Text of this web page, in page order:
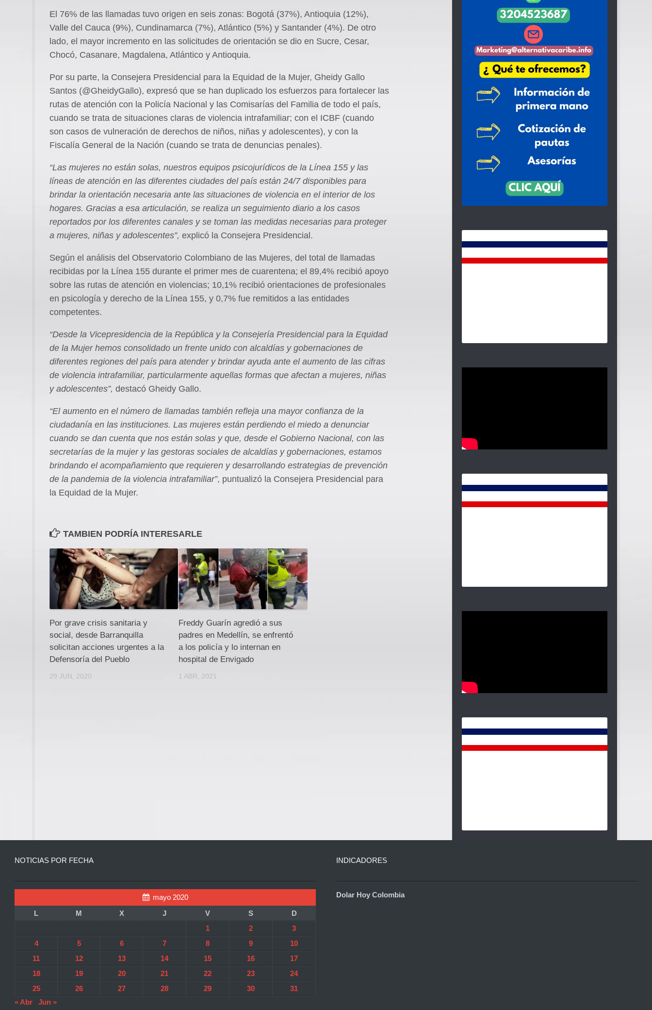
El 76% de las llamadas tuvo origen en seis zonas: Bogotá (37%), Antioquia (12%),
Valle del Cauca (9%), Cundinamarca (7%), Atlántico (5%) y Santander (4%). De otro
lado, el mayor incremento en las solicitudes de orientación se dio en Sucre, Cesar,
Chocó, Casanare, Magdalena, Atlántico y Antioquia.
Por su parte, la Consejera Presidencial para la Equidad de la Mujer, Gheidy Gallo
Santos (@GheidyGallo), expresó que se han duplicado los esfuerzos para fortalecer las
rutas de atención con la Policía Nacional y las Comisarías del Familia de todo el país,
cuando se trata de situaciones claras de violencia intrafamiliar; con el ICBF (cuando
son casos de vulneración de derechos de niños, niñas y adolescentes), y con la
Fiscalía General de la Nación (cuando se trata de denuncias penales).
“Las mujeres no están solas, nuestros equipos psicojurídicos de la Línea 155 y las
líneas de atención en las diferentes ciudades del país están 24/7 disponibles para
brindar la orientación necesaria ante las situaciones de violencia en el interior de los
hogares. Gracias a esa articulación, se realiza un seguimiento diario a los casos
reportados por los diferentes canales y se toman las medidas necesarias para proteger
a mujeres, niñas y adolescentes”, explicó la Consejera Presidencial.
Según el análisis del Observatorio Colombiano de las Mujeres, del total de llamadas
recibidas por la Línea 155 durante el primer mes de cuarentena; el 89,4% recibió apoyo
sobre las rutas de atención en violencias; 10,1% recibió orientaciones de profesionales
en psicología y derecho de la Línea 155, y 0,7% fue remitidos a las entidades
competentes.
“Desde la Vicepresidencia de la República y la Consejería Presidencial para la Equidad
de la Mujer hemos consolidado un frente unido con alcaldías y gobernaciones de
diferentes regiones del país para atender y brindar ayuda ante el aumento de las cifras
de violencia intrafamiliar, particularmente aquellas formas que afectan a mujeres, niñas
y adolescentes”, destacó Gheidy Gallo.
“El aumento en el número de llamadas también refleja una mayor confianza de la
ciudadanía en las instituciones. Las mujeres están perdiendo el miedo a denunciar
cuando se dan cuenta que nos están solas y que, desde el Gobierno Nacional, con las
secretarías de la mujer y las gestoras sociales de alcaldías y gobernaciones, estamos
brindando el acompañamiento que requieren y desarrollando estrategias de prevención
de la pandemia de la violencia intrafamiliar”, puntualizó la Consejera Presidencial para
la Equidad de la Mujer.
TAMBIEN PODRÍA INTERESARLE
Por grave crisis sanitaria y
social, desde Barranquilla
solicitan acciones urgentes a la
Defensoría del Pueblo
29 JUN, 2020
Freddy Guarín agredió a sus
padres en Medellín, se enfrentó
a los policía y lo internan en
hospital de Envigado
1 ABR, 2021
NOTICIAS POR FECHA
mayo 2020
L
M X J V S
D
1
2
3
4
5 6 7 8 9
10
11
12 13 14 15 16
17
18
19 20 21 22 23
24
25
26 27 28 29 30
31
« Abr
Jun »
INDICADORES
Dolar Hoy Colombia